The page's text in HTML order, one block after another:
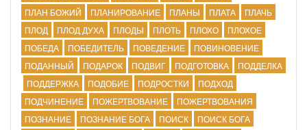
ПЛАН БОЖИЙ
ПЛАНИРОВАНИЕ ПЛАНЫ ПЛАТА
ПЛАЧЬ
ПЛОД
ПЛОД ДУХА ПЛОДЫ ПЛОТЬ ПЛОХО
ПЛОХОЕ
ПОБЕДА
ПОБЕДИТЕЛЬ ПОВЕДЕНИЕ
ПОВИНОВЕНИЕ
ПОДАННЫЙ
ПОДАРОК ПОДВИГ ПОДГОТОВКА
ПОДДЕЛКА
ПОДДЕРЖКА
ПОДОБИЕ ПОДРОСТКИ
ПОДХОД
ПОДЧИНЕНИЕ
ПОЖЕРТВОВАНИЕ
ПОЖЕРТВОВАНИЯ
ПОЗНАНИЕ
ПОЗНАНИЕ БОГА ПОИСК
ПОИСК БОГА